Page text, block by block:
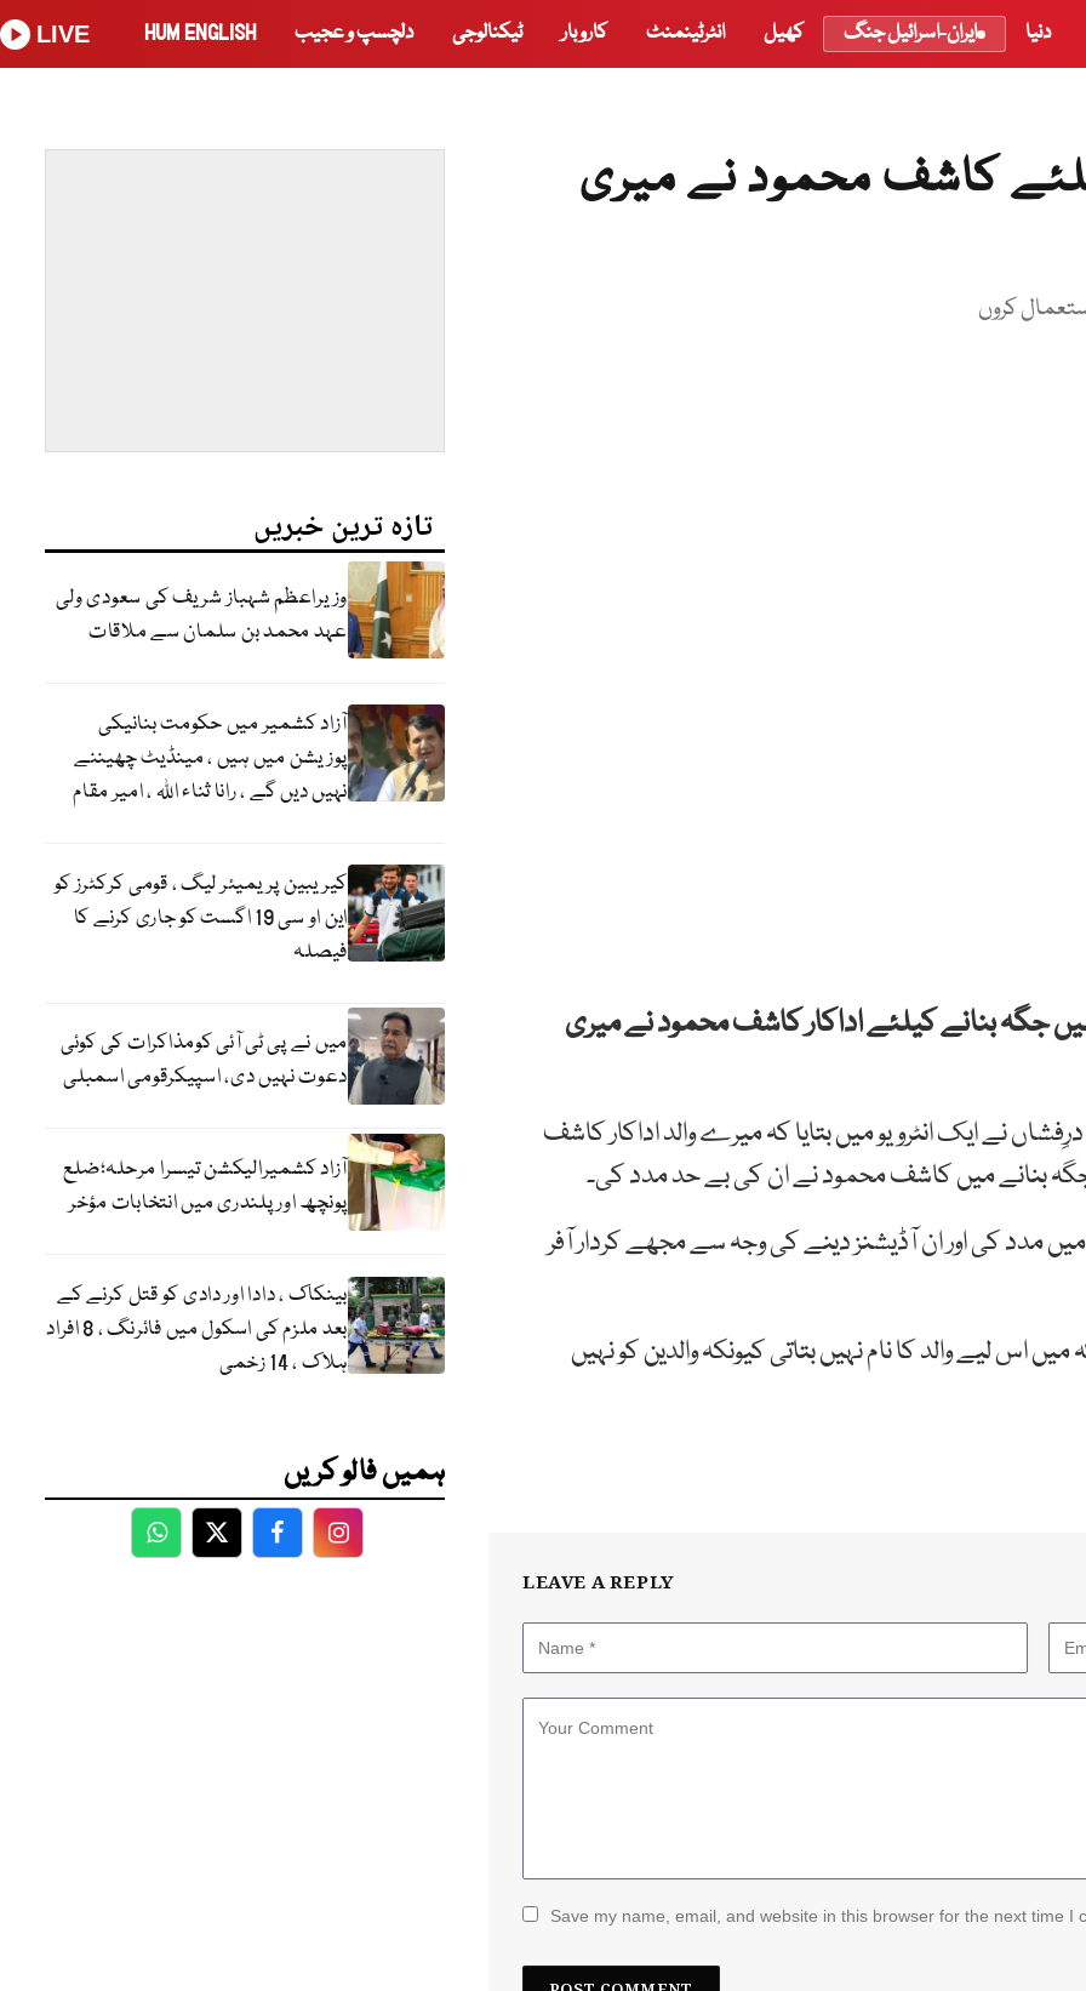
دنیا ایران-اسرائیل جنگ کھیل انٹرٹینمنٹ کاروبار ٹیکنالوجی دلچسپ و عجیب HUM ENGLISH
LIVE
کاشف محمود نے میری
کروں
جگہ بنانے کیلئے اداکار کاشف محمود نے میری
نے ایک انٹرویو میں بتایا کہ میرے والد اداکار کاشف
بنانے میں کاشف محمود نے ان کی بے حد مدد کی۔
مدد کی اور ان آڈیشنز دینے کی وجہ سے مجھے کردار آفر
میں اس لیے والد کا نام نہیں بتاتی کیونکہ والدین کو نہیں
LEAVE A REPLY
Save my name, email, and website in this browser for the next time I
تازہ ترین خبریں
وزیراعظم شہباز شریف کی سعودی ولی
عہد محمد بن سلمان سے ملاقات
آزاد کشمیر میں حکومت بنانیکی
پوزیشن میں ہیں ، مینڈیٹ چھیننے
نہیں دیں گے ، رانا ثناء اللہ ، امیر مقام
کیریبین پریمیئر لیگ ، قومی کرکٹرز کو
این او سی 19 اگست کو جاری کرنے کا
فیصلہ
میں نے پی ٹی آئی کومذاکرات کی کوئی
دعوت نہیں دی، اسپیکرقومی اسمبلی
آزاد کشمیرالیکشن تیسرا مرحلہ؛ضلع
پونچھ اور پلندری میں انتخابات مؤخر
بینکاک ، دادا اور دادی کو قتل کرنے کے
بعد ملزم کی اسکول میں فائرنگ ، 8 افراد
ہلاک ، 14 زخمی
ہمیں فالو کریں
WhatsApp
TwitterFacebookFacebook